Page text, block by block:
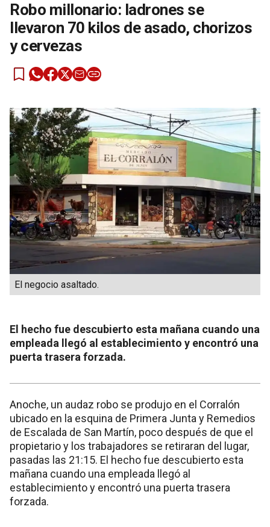
Robo millonario: ladrones se
llevaron 70 kilos de asado, chorizos
y cervezas
El negocio asaltado.
El hecho fue descubierto esta mañana cuando una
empleada llegó al establecimiento y encontró una
puerta trasera forzada.
Anoche, un audaz robo se produjo en el Corralón
ubicado en la esquina de Primera Junta y Remedios
de Escalada de San Martín, poco después de que el
propietario y los trabajadores se retiraran del lugar,
pasadas las 21:15. El hecho fue descubierto esta
mañana cuando una empleada llegó al
establecimiento y encontró una puerta trasera
forzada.